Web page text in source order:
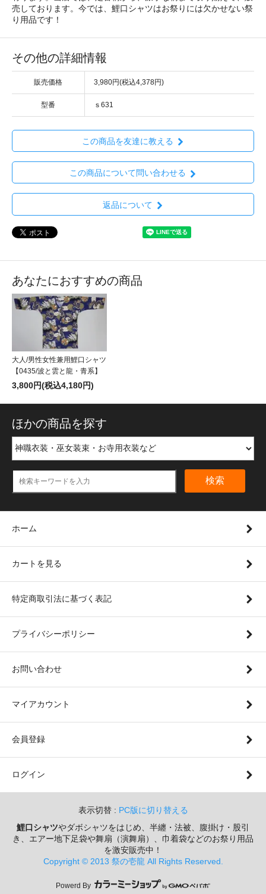
売しております。今では、鯉口シャツはお祭りには欠かせない祭
り用品です！
その他の詳細情報
販売価格 3,980円(税込4,378円)
型番 ｓ631
この商品を友達に教える
この商品について問い合わせる
返品について
あなたにおすすめの商品
大人/男性女性兼用鯉口シャツ
【0435/波と雲と龍・青系】
3,800円(税込4,180円)
ほかの商品を探す
検索
ホーム
カートを見る
特定商取引法に基づく表記
プライバシーポリシー
お問い合わせ
マイアカウント
会員登録
ログイン
表示切替 : PC版に切り替える
鯉口シャツやダボシャツをはじめ、半纏・法被、腹掛け・股引
き、エアー地下足袋や舞扇（演舞扇）、巾着袋などのお祭り用品
を激安販売中！
Copyright © 2013 祭の壱龍 All Rights Reserved.
Powerd By